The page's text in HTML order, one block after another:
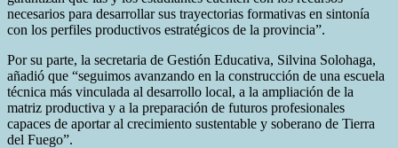
necesarios para desarrollar sus trayectorias formativas en sintonía
con los perfiles productivos estratégicos de la provincia”.
Por su parte, la secretaria de Gestión Educativa, Silvina Solohaga,
añadió que “seguimos avanzando en la construcción de una escuela
técnica más vinculada al desarrollo local, a la ampliación de la
matriz productiva y a la preparación de futuros profesionales
capaces de aportar al crecimiento sustentable y soberano de Tierra
del Fuego”.